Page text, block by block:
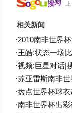
相关新闻
·2010南非世界
·王皓:状态一场
·视频:巨星对话|
·苏亚雷斯南非
·盘点世界杯球
·南非世界杯出彩